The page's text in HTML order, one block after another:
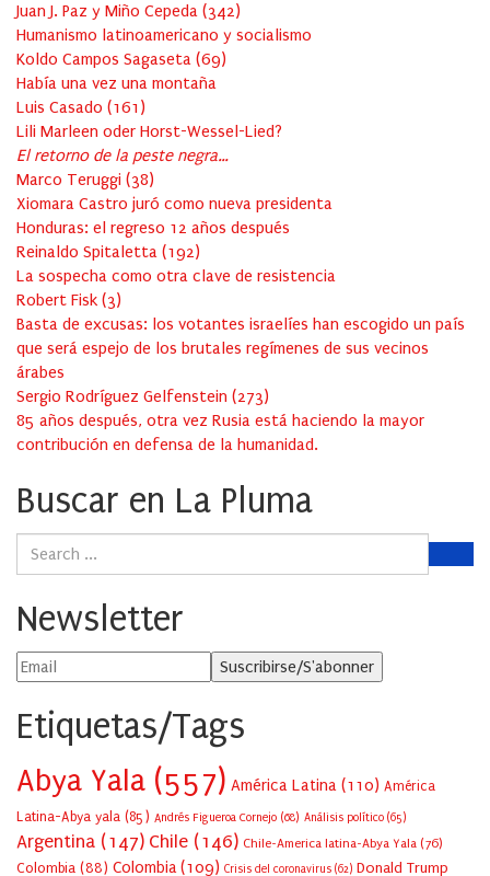
Juan J. Paz y Miño Cepeda (342)
Humanismo latinoamericano y socialismo
Koldo Campos Sagaseta (69)
Había una vez una montaña
Luis Casado (161 )
Lili Marleen oder Horst-Wessel-Lied?
El retorno de la peste negra…
Marco Teruggi (38)
Xiomara Castro juró como nueva presidenta
Honduras: el regreso 12 años después
Reinaldo Spitaletta (192)
La sospecha como otra clave de resistencia
Robert Fisk (3)
Basta de excusas: los votantes israelíes han escogido un país
que será espejo de los brutales regímenes de sus vecinos
árabes
Sergio Rodríguez Gelfenstein (273)
85 años después, otra vez Rusia está haciendo la mayor
contribución en defensa de la humanidad.
Buscar en La Pluma
Newsletter
Etiquetas/Tags
Abya Yala (557) América Latina (110) América
Latina-Abya yala (85) Andrés Figueroa Cornejo (68) Análisis político (65)
Argentina (147) Chile (146) Chile-America latina-Abya Yala (76)
Colombia (88) Colombia(109) Crisis del coronavirus (62) Donald Trump